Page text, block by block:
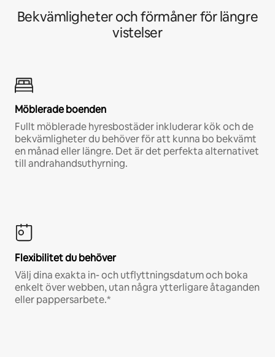
Bekvämligheter och förmåner för längre
vistelser
Möblerade boenden
Fullt möblerade hyresbostäder inkluderar kök och de
bekvämligheter du behöver för att kunna bo bekvämt
en månad eller längre. Det är det perfekta alternativet
till andrahandsuthyrning.
Flexibilitet du behöver
Välj dina exakta in- och utflyttningsdatum och boka
enkelt över webben, utan några ytterligare åtaganden
eller pappersarbete.*